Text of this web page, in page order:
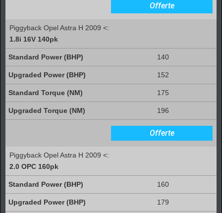
Offerte
Piggyback Opel Astra H 2009 <:
1.8i 16V 140pk
140
152
175
196
Offerte
Piggyback Opel Astra H 2009 <:
2.0 OPC 160pk
160
179